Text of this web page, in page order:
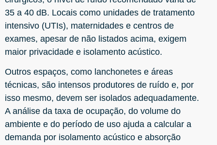
35 a 40 dB. Locais como unidades de tratamento
intensivo (UTIs), maternidades e centros de
exames, apesar de não listados acima, exigem
maior privacidade e isolamento acústico.
Outros espaços, como lanchonetes e áreas
técnicas, são intensos produtores de ruído e, por
isso mesmo, devem ser isolados adequadamente.
A análise da taxa de ocupação, do volume do
ambiente e do período de uso ajuda a calcular a
demanda por isolamento acústico e absorção